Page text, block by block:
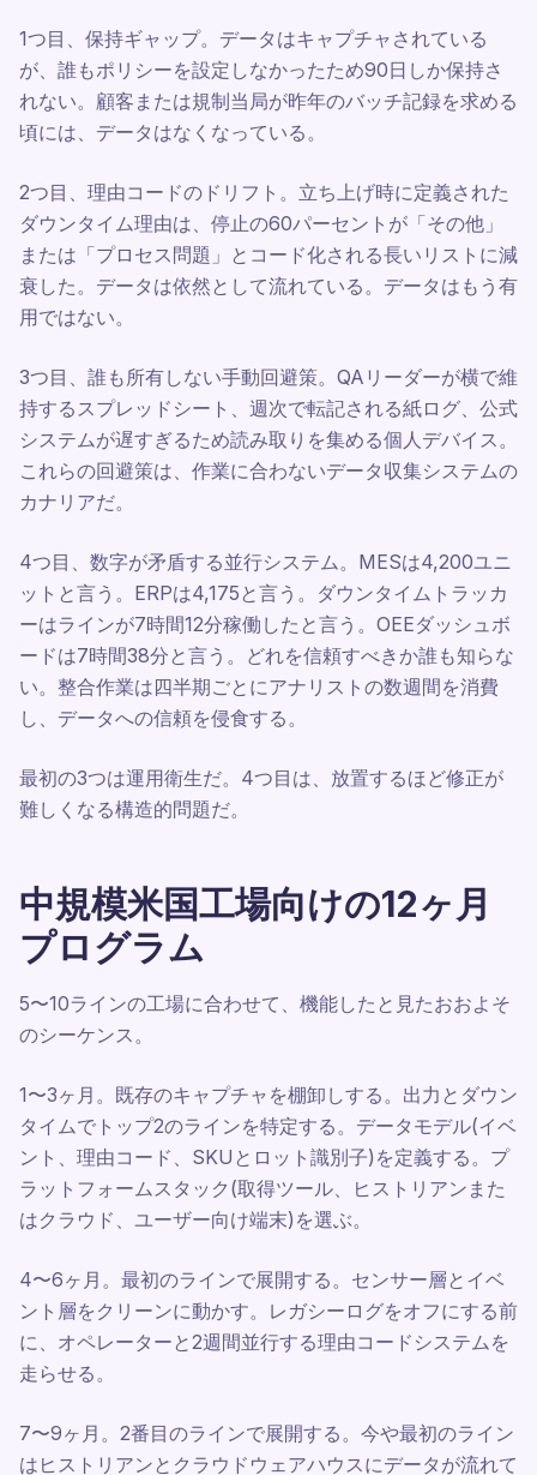
1つ目、保持ギャップ。データはキャプチャされている
が、誰もポリシーを設定しなかったため90日しか保持さ
れない。顧客または規制当局が昨年のバッチ記録を求める
頃には、データはなくなっている。
2つ目、理由コードのドリフト。立ち上げ時に定義された
ダウンタイム理由は、停止の60パーセントが「その他」
または「プロセス問題」とコード化される長いリストに減
衰した。データは依然として流れている。データはもう有
用ではない。
3つ目、誰も所有しない手動回避策。QAリーダーが横で維
持するスプレッドシート、週次で転記される紙ログ、公式
システムが遅すぎるため読み取りを集める個人デバイス。
これらの回避策は、作業に合わないデータ収集システムの
カナリアだ。
4つ目、数字が矛盾する並行システム。MESは4,200ユニ
ットと言う。ERPは4,175と言う。ダウンタイムトラッカ
ーはラインが7時間12分稼働したと言う。OEEダッシュボ
ードは7時間38分と言う。どれを信頼すべきか誰も知らな
い。整合作業は四半期ごとにアナリストの数週間を消費
し、データへの信頼を侵食する。
最初の3つは運用衛生だ。4つ目は、放置するほど修正が
難しくなる構造的問題だ。
中規模米国工場向けの12ヶ月
プログラム
5〜10ラインの工場に合わせて、機能したと見たおおよそ
のシーケンス。
1〜3ヶ月。既存のキャプチャを棚卸しする。出力とダウン
タイムでトップ2のラインを特定する。データモデル(イベ
ント、理由コード、SKUとロット識別子)を定義する。プ
ラットフォームスタック(取得ツール、ヒストリアンまた
はクラウド、ユーザー向け端末)を選ぶ。
4〜6ヶ月。最初のラインで展開する。センサー層とイベ
ント層をクリーンに動かす。レガシーログをオフにする前
に、オペレーターと2週間並行する理由コードシステムを
走らせる。
7〜9ヶ月。2番目のラインで展開する。今や最初のライン
はヒストリアンとクラウドウェアハウスにデータが流れて